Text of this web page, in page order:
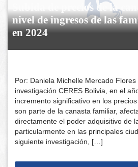
Subida de precios de la
nivel de ingresos de las
en 2024
Por: Daniela Michelle Mercado
investigación CERES Bolivia, en el
incremento significativo en los
son parte de la canasta familiar,
directamente el poder adquisitivo de
particularmente en las principales
siguiente investigación, […]